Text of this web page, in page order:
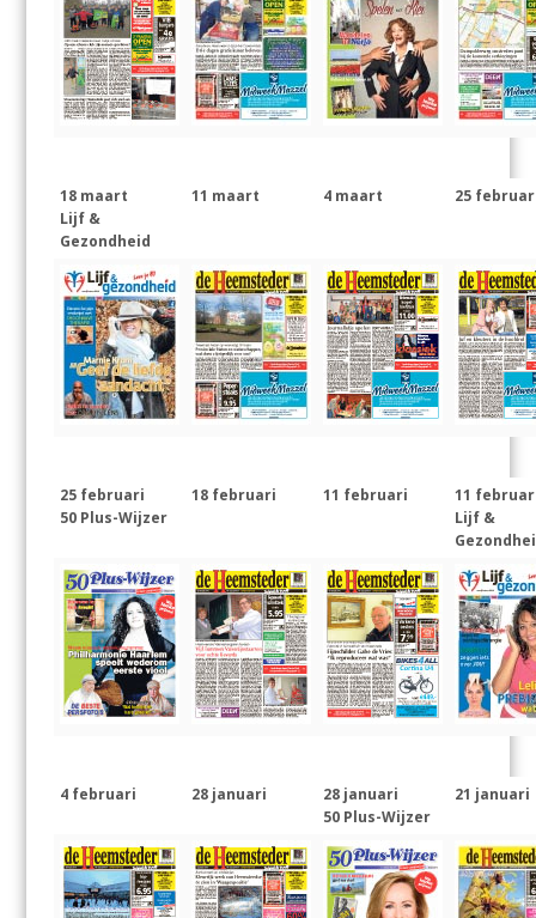
18 maart
Lijf &
Gezondheid
11 maart 4 maart 25
25 februari
50 Plus-Wijzer
18 februari 11 februari
11
Lijf &
4 februari 28 januari
28 januari
50 Plus-Wijzer
21 januari